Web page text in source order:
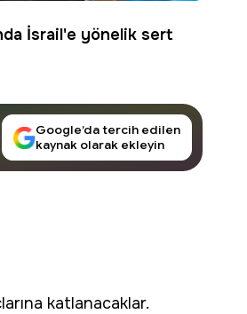
İsrail'e yönelik sert
Google’da tercih edilen
kaynak olarak ekleyin
katlanacaklar.